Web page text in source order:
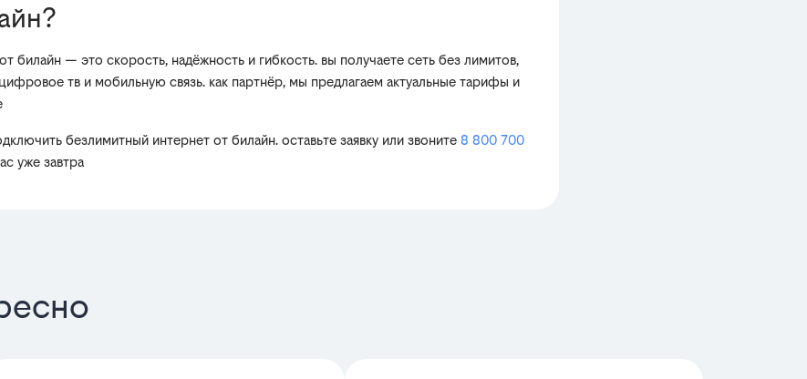
билайн — это скорость, надёжность и гибкость. вы получаете сеть без лимитов,
тв и мобильную связь. как партнёр, мы предлагаем актуальные тарифы и
безлимитный интернет от билайн. оставьте заявку или звоните 8 800 700
уже завтра